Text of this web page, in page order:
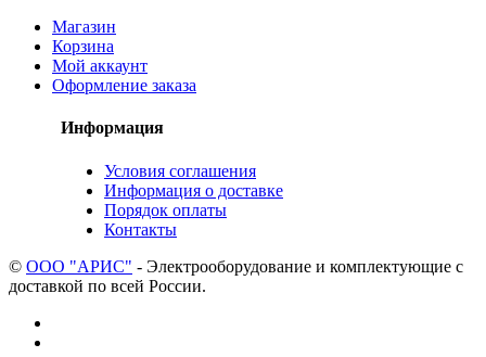
Магазин
Корзина
Мой аккаунт
Оформление заказа
Информация
Условия соглашения
Информация о доставке
Порядок оплаты
Контакты
© ООО "АРИС" - Электрооборудование и комплектующие с
доставкой по всей России.